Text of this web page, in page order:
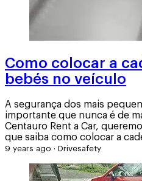
Como colocar a
bebés no veículo
A segurança dos mais
importante que nunca é de
Centauro Rent a Car,
que saiba como colocar a
9 years ago · Drivesafety